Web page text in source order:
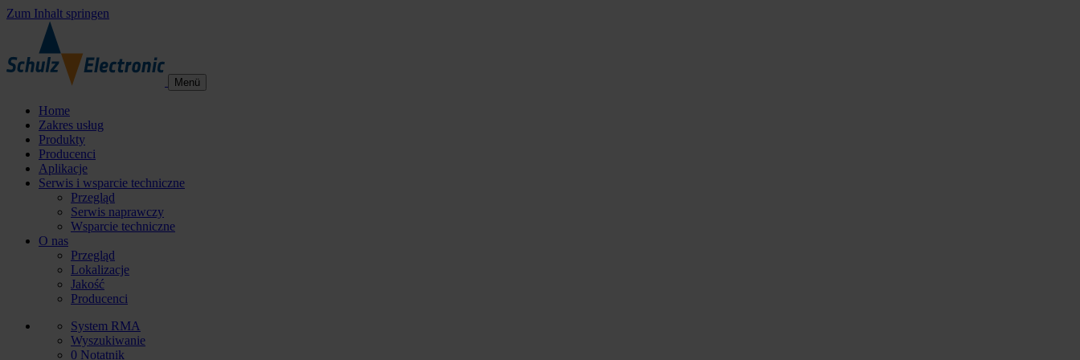
Zum Inhalt springen
Menü
Home
Zakres usług
Produkty
Producenci
Aplikacje
Serwis i wsparcie techniczne
Przegląd
Serwis naprawczy
Wsparcie techniczne
O nas
Przegląd
Lokalizacje
Jakość
Producenci
System RMA
Wyszukiwanie
0 Notatnik